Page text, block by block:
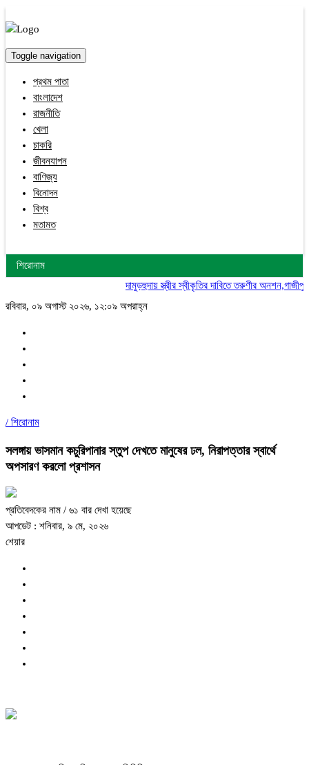
Toggle navigation
প্রথম পাতা
বাংলাদেশ
রাজনীতি
খেলা
চাকরি
জীবনযাপন
বাণিজ্য
বিনোদন
বিশ্ব
মতামত
শিরোনাম
দামুড়হুদায় স্ত্রীর স্বীকৃতির দাবিতে তরুণীর অনশন,গাজীপুরে
রবিবার, ০৯ অগাস্ট ২০২৬, ১২:০৯ অপরাহ্ন
/ শিরোনাম
সলঙ্গায় ভাসমান কচুরিপানার স্তুপ দেখতে মানুষের ঢল, নিরাপত্তার স্বার্থে
অপসারণ করলো প্রশাসন
প্রতিবেদকের নাম / ৬১ বার দেখা হয়েছে
আপডেট : শনিবার, ৯ মে, ২০২৬
শেয়ার